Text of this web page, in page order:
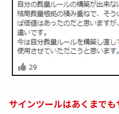
サインツールはあくまでも